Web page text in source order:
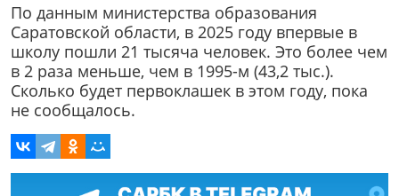
По данным министерства образования
Саратовской области, в 2025 году впервые в
школу пошли 21 тысяча человек. Это более чем
в 2 раза меньше, чем в 1995-м (43,2 тыс.).
Сколько будет первоклашек в этом году, пока
не сообщалось.